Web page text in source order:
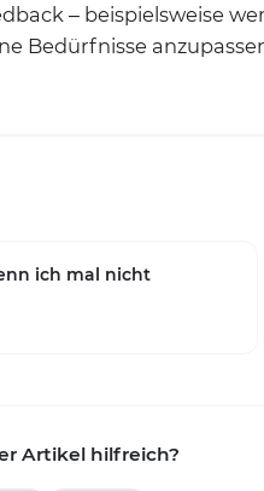
– beispielsweise
Bedürfnisse
ich mal nicht
Artikel hilfreich?